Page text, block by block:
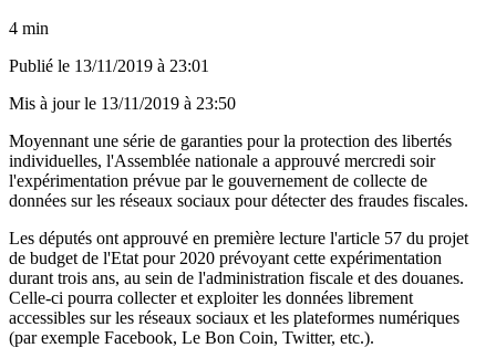
4 min
Publié le 13/11/2019 à 23:01
Mis à jour le 13/11/2019 à 23:50
Moyennant une série de garanties pour la protection des libertés
individuelles, l'Assemblée nationale a approuvé mercredi soir
l'expérimentation prévue par le gouvernement de collecte de
données sur les réseaux sociaux pour détecter des fraudes fiscales.
Les députés ont approuvé en première lecture l'article 57 du projet
de budget de l'Etat pour 2020 prévoyant cette expérimentation
durant trois ans, au sein de l'administration fiscale et des douanes.
Celle-ci pourra collecter et exploiter les données librement
accessibles sur les réseaux sociaux et les plateformes numériques
(par exemple Facebook, Le Bon Coin, Twitter, etc.).